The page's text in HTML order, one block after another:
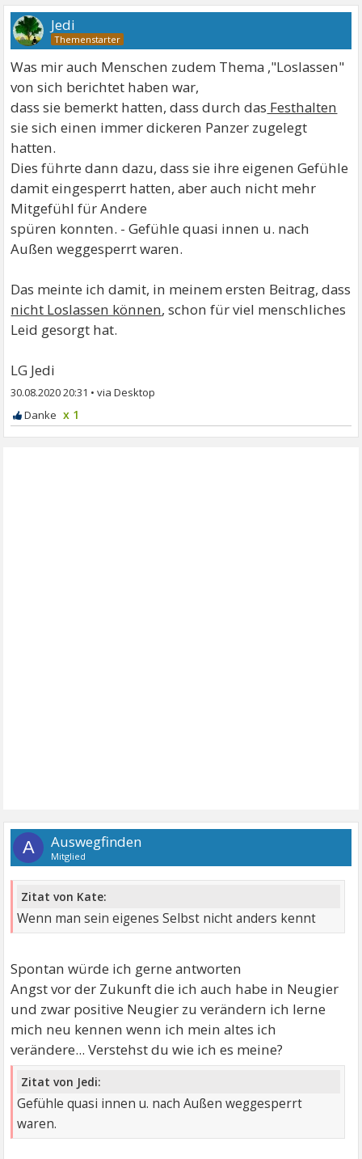
Jedi
Was mir auch Menschen zudem Thema ,"Loslassen"
von sich berichtet haben war,
dass sie bemerkt hatten, dass durch das Festhalten
sie sich einen immer dickeren Panzer zugelegt
hatten.
Dies führte dann dazu, dass sie ihre eigenen Gefühle
damit eingesperrt hatten, aber auch nicht mehr
Mitgefühl für Andere
spüren konnten. - Gefühle quasi innen u. nach
Außen weggesperrt waren.
Das meinte ich damit, in meinem ersten Beitrag, dass
nicht Loslassen können, schon für viel menschliches
Leid gesorgt hat.
LG Jedi
30.08.2020 20:31 •
x 1
A Auswegfinden
Mitglied
Zitat von Kate:
Wenn man sein eigenes Selbst nicht anders kennt
Spontan würde ich gerne antworten
Angst vor der Zukunft die ich auch habe in Neugier
und zwar positive Neugier zu verändern ich lerne
mich neu kennen wenn ich mein altes ich
verändere... Verstehst du wie ich es meine?
Zitat von Jedi:
Gefühle quasi innen u. nach Außen weggesperrt
waren.